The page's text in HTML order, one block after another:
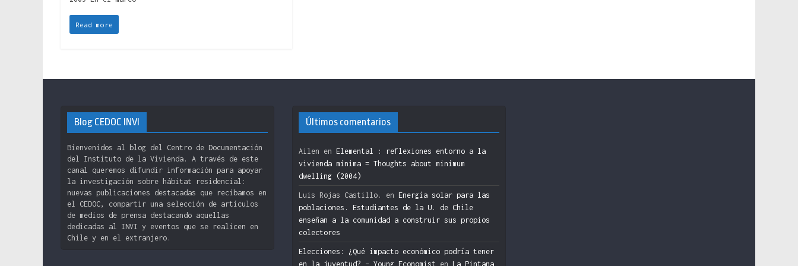
Read more
Blog CEDOC INVI
Bienvenidos al blog del Centro de Documentación
del Instituto de la Vivienda. A través de este
canal queremos difundir información para apoyar
la investigación sobre hábitat residencial:
nuevas publicaciones destacadas que recibamos en
el CEDOC, compartir una selección de artículos
de medios de prensa destacando aquellas
dedicadas al INVI y eventos que se realicen en
Chile y en el extranjero.
Últimos comentarios
Ailen en Elemental : reflexiones entorno a la
vivienda mínima = Thoughts about minimum
dwelling (2004)
Luis Rojas Castillo. en Energía solar para las
poblaciones. Estudiantes de la U. de Chile
enseñan a la comunidad a construir sus propios
colectores
Elecciones: ¿Qué impacto económico podría tener
en la juventud? – Young Economist en La Pintana